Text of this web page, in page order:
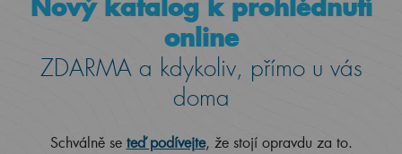
Nový katalog k prohlédnutí
online
ZDARMA a kdykoliv, přímo u vás
doma
Schválně se teď podívejte, že stojí opravdu za to.